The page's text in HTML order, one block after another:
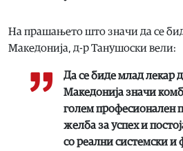
На прашањето што значи да се
Македонија, д-р Танушоски вели:
Да се биде млад лекар
Македонија значи
голем професионален
желба за успех и
со реални системски и